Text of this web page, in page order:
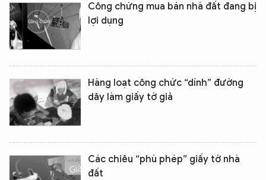
Công chứng mua bán nhà đất đang bị
lợi dụng
Hàng loạt công chức “dính” đường
dây làm giấy tờ giả
Các chiêu “phù phép” giấy tờ nhà
đất